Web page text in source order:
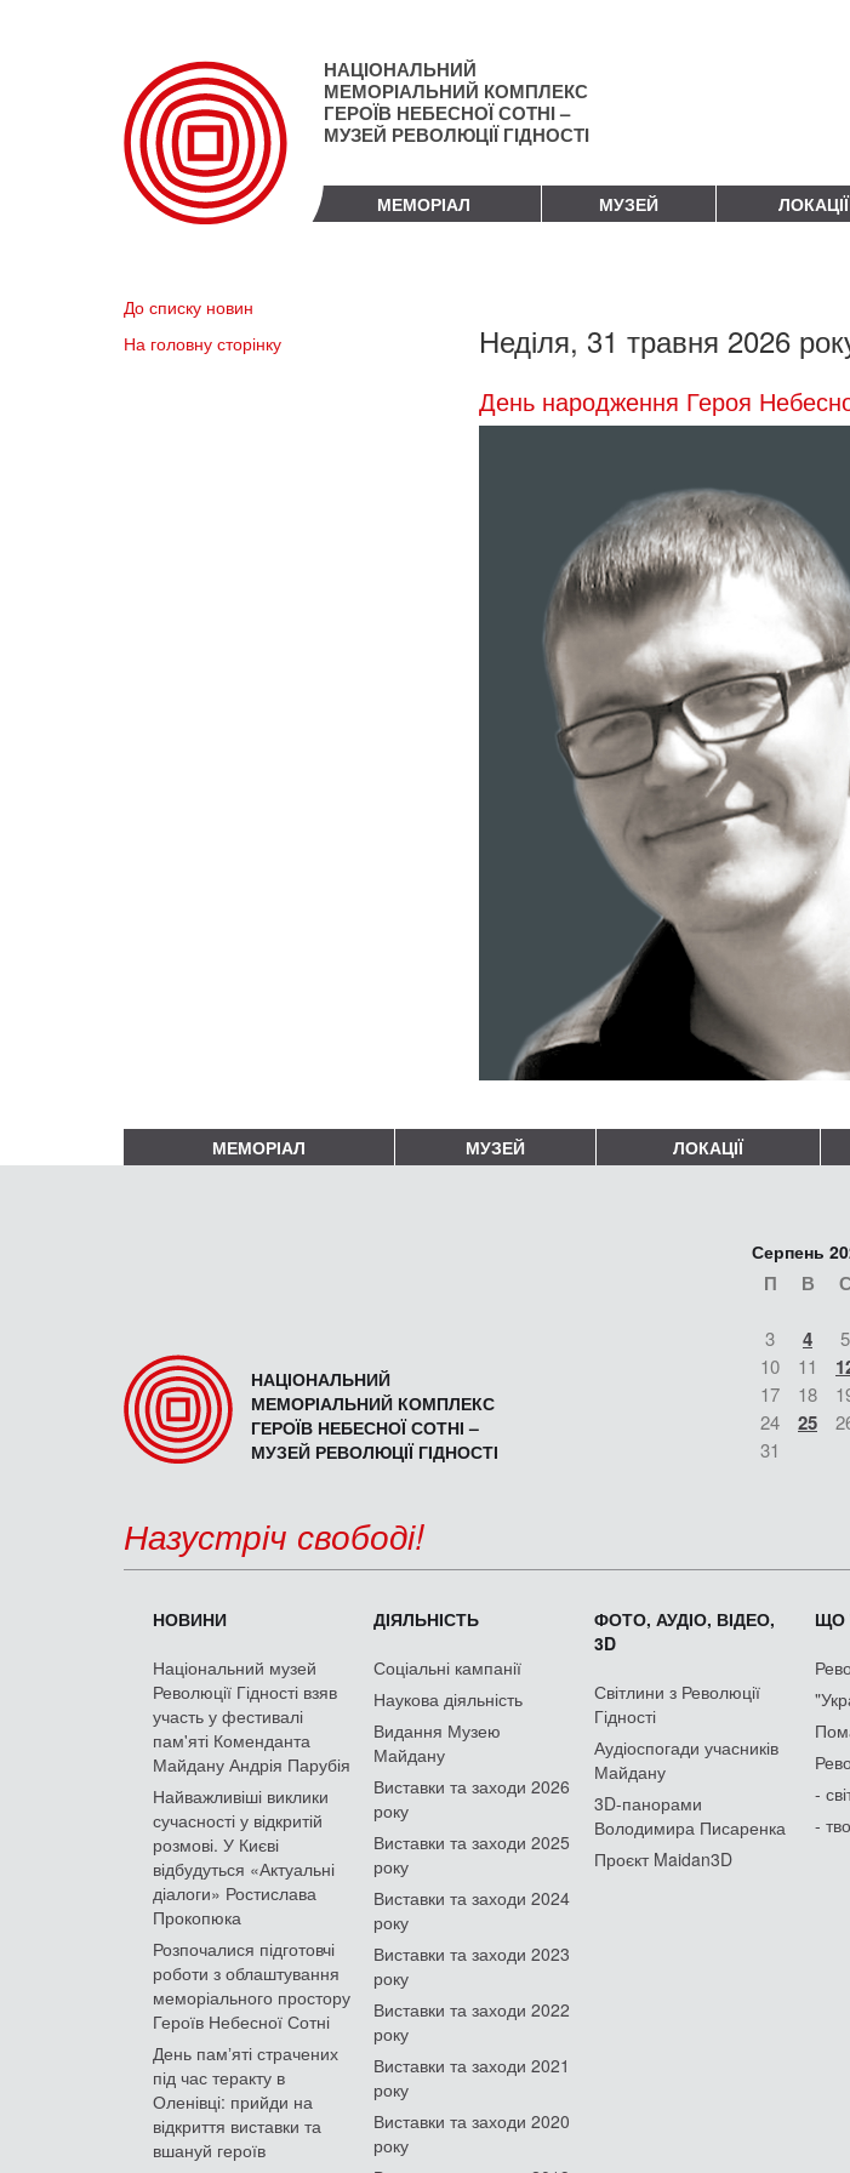
НАЦІОНАЛЬНИЙ
МЕМОРІАЛЬНИЙ КОМПЛЕКС
ГЕРОЇВ НЕБЕСНОЇ СОТНІ –
МУЗЕЙ РЕВОЛЮЦІЇ ГІДНОСТІ
МЕМОРІАЛ МУЗЕЙ ЛОКАЦІЇ
До списку новин
На головну сторінку
Неділя, 31 травня 2026
День народження Героя
МЕМОРІАЛ МУЗЕЙ ЛОКАЦІЇ
НАЦІОНАЛЬНИЙ
МЕМОРІАЛЬНИЙ КОМПЛЕКС
ГЕРОЇВ НЕБЕСНОЇ СОТНІ –
МУЗЕЙ РЕВОЛЮЦІЇ ГІДНОСТІ
Серпень
П В С
3 4 5
10
11
17
18
24
25
31
Назустріч свободі!
НОВИНИ
Національний музей
Революції Гідності взяв
участь у фестивалі
пам'яті Коменданта
Майдану Андрія Парубія
Найважливіші виклики
сучасності у відкритій
розмові. У Києві
відбудуться «Актуальні
діалоги» Ростислава
Прокопюка
Розпочалися підготовчі
роботи з облаштування
меморіального простору
Героїв Небесної Сотні
День памʼяті страчених
під час теракту в
Оленівці: прийди на
відкриття виставки та
вшануй героїв
ДІЯЛЬНІСТЬ
Соціальні кампанії
Наукова діяльність
Видання Музею
Майдану
Виставки та заходи 2026
року
Виставки та заходи 2025
року
Виставки та заходи 2024
року
Виставки та заходи 2023
року
Виставки та заходи 2022
року
Виставки та заходи 2021
року
Виставки та заходи 2020
року
ФОТО, АУДІО, ВІДЕО,
3D
Світлини з Революції
Гідності
Аудіоспогади учасників
Майдану
3D-панорами
Володимира Писаренка
Проєкт Maidan3D
ЩО
-
-